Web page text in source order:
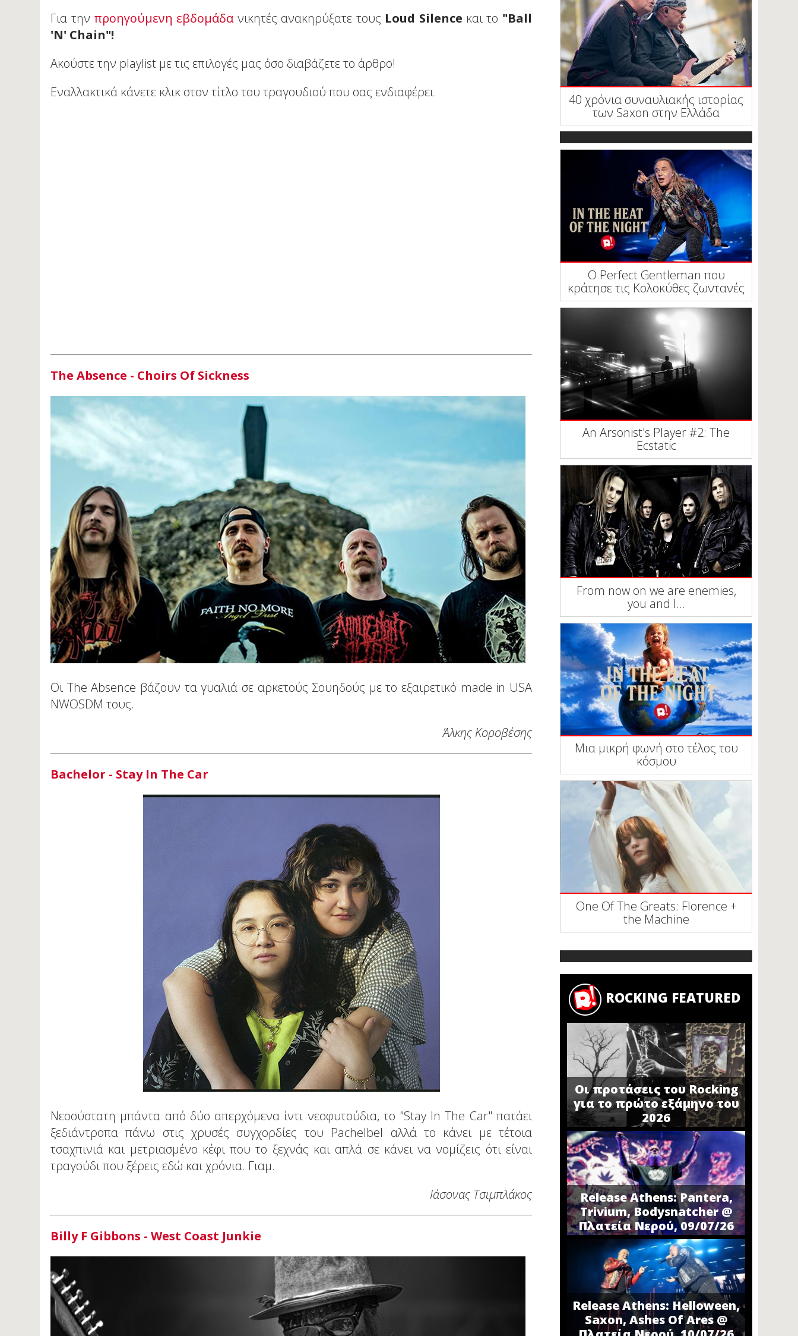
Για την προηγούμενη εβδομάδανικητές ανακηρύξατε τους Loud Silence και το "Ball
'N' Chain"!
Ακούστε την playlist με τις επιλογές μας όσο διαβάζετε το άρθρο!
Εναλλακτικά κάνετε κλικ στον τίτλο του τραγουδιού που σας ενδιαφέρει.
The Absence - Choirs Of Sickness
Οι The Absence βάζουν τα γυαλιά σε αρκετούς Σουηδούς με το εξαιρετικό made in USA
NWOSDM τους.
Άλκης Κοροβέσης
Bachelor - Stay In The Car
Νεοσύστατη μπάντα από δύο απερχόμενα ίντι νεοφυτούδια, το "Stay In The Car" πατάει
ξεδιάντροπα πάνω στις χρυσές συγχορδίες του Pachelbel αλλά το κάνει με τέτοια
τσαχπινιά και μετριασμένο κέφι που το ξεχνάς και απλά σε κάνει να νομίζεις ότι είναι
τραγούδι που ξέρεις εδώ και χρόνια. Γιαμ.
Ιάσονας Τσιμπλάκος
Billy F Gibbons - West Coast Junkie
40 χρόνια συναυλιακής ιστορίας
των Saxon στην Ελλάδα
Ο Perfect Gentleman που
κράτησε τις Κολοκύθες ζωντανές
An Arsonist's Player #2: The
Ecstatic
From now on we are enemies,
you and I...
Μια μικρή φωνή στο τέλος του
κόσμου
One Of The Greats: Florence +
the Machine
ROCKING FEATURED
Οι προτάσεις του Rocking
για το πρώτο εξάμηνο του
2026
Release Athens: Pantera,
Trivium, Bodysnatcher @
Πλατεία Νερού, 09/07/26
Release Athens: Helloween,
Saxon, Ashes Of Ares @